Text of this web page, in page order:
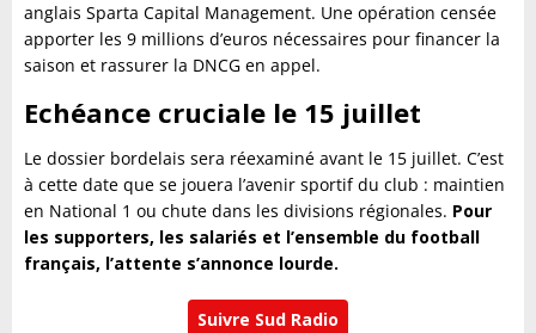
anglais Sparta Capital Management. Une opération censée
apporter les 9 millions d’euros nécessaires pour financer la
saison et rassurer la DNCG en appel.
Echéance cruciale le 15 juillet
Le dossier bordelais sera réexaminé avant le 15 juillet. C’est
à cette date que se jouera l’avenir sportif du club : maintien
en National 1 ou chute dans les divisions régionales. Pour
les supporters, les salariés et l’ensemble du football
français, l’attente s’annonce lourde.
Suivre Sud Radio